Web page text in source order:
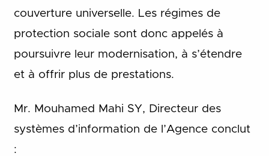
couverture universelle. Les régimes de
protection sociale sont donc appelés à
poursuivre leur modernisation, à s’étendre
et à offrir plus de prestations.
Mr. Mouhamed Mahi SY, Directeur des
systèmes d’information de l’Agence conclut
: